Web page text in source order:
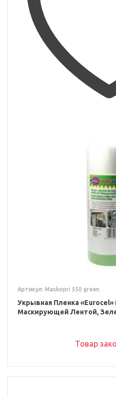
Артикул: Maskopri 550 green
Укрывная Пленка «Eurocel»
Маскирующей Лентой,
Товар